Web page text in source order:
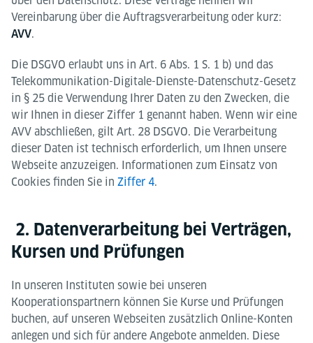
Vereinbarung über die Auftragsverarbeitung oder kurz:
AVV.
Die DSGVO erlaubt uns in Art. 6 Abs. 1 S. 1 b) und das
Telekommunikation-Digitale-Dienste-Datenschutz-Gesetz
in § 25 die Verwendung Ihrer Daten zu den Zwecken, die
wir Ihnen in dieser Ziffer 1 genannt haben. Wenn wir eine
AVV abschließen, gilt Art. 28 DSGVO. Die Verarbeitung
dieser Daten ist technisch erforderlich, um Ihnen unsere
Webseite anzuzeigen. Informationen zum Einsatz von
Cookies finden Sie in Ziffer 4.
2. Datenverarbeitung bei Verträgen,
Kursen und Prüfungen
In unseren Instituten sowie bei unseren
Kooperationspartnern können Sie Kurse und Prüfungen
buchen, auf unseren Webseiten zusätzlich Online-Konten
anlegen und sich für andere Angebote anmelden. Diese